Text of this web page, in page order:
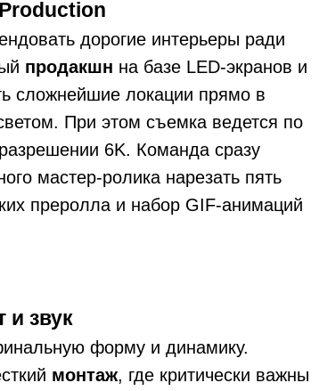
дорогие интерьеры ради
продакшн на базе LED-экранов и
сложнейшие локации прямо в
При этом съемка ведется по
6K. Команда сразу
мастер-ролика нарезать пять
преролла и набор GIF-анимаций
и звук
форму и динамику.
монтаж, где критически важны